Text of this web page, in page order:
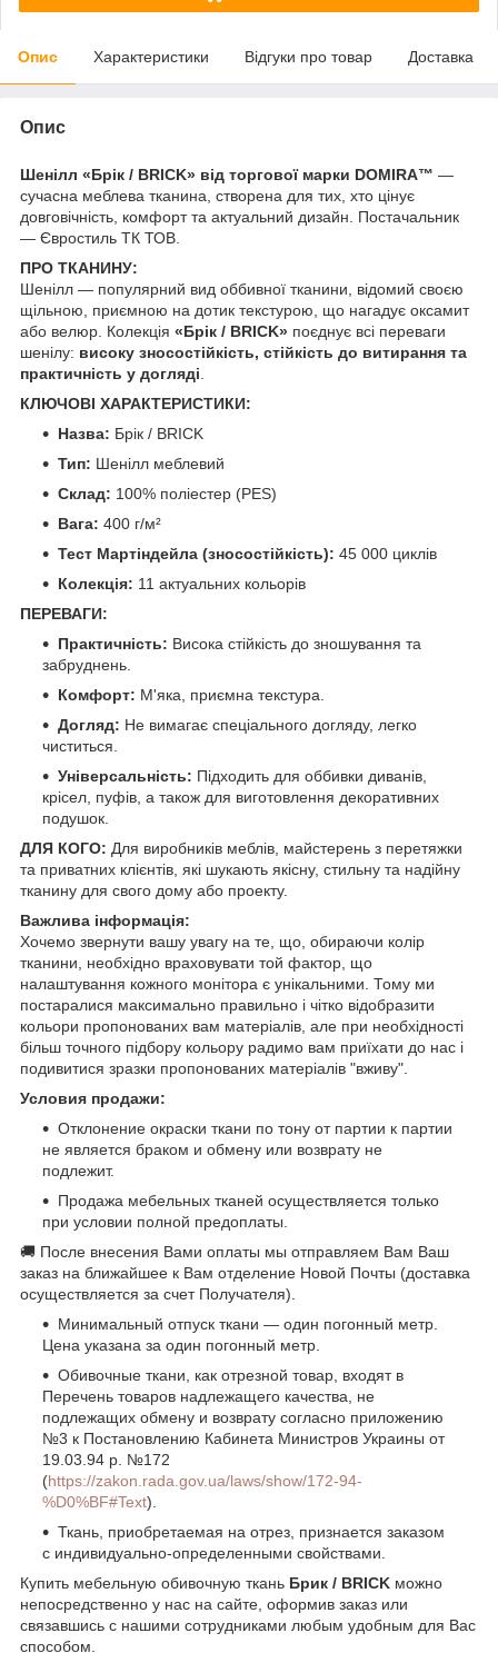
Опис Характеристики Відгуки про товар Доставка
Опис
Шенілл «Брік / BRICK» від торгової марки DOMIRA™ —
сучасна меблева тканина, створена для тих, хто цінує
довговічність, комфорт та актуальний дизайн. Постачальник
— Євростиль ТК ТОВ.
ПРО ТКАНИНУ:
Шенілл — популярний вид оббивної тканини, відомий своєю
щільною, приємною на дотик текстурою, що нагадує оксамит
або велюр. Колекція «Брік / BRICK» поєднує всі переваги
шенілу: високу зносостійкість, стійкість до витирання та
практичність у догляді
КЛЮЧОВІ ХАРАКТЕРИСТИКИ:
Назва: Брік / BRICK
Тип: Шенілл меблевий
Склад: 100% поліестер (PES)
Вага: 400 г/м²
Тест Мартіндейла (зносостійкість): 45 000 циклів
Колекція: 11 актуальних кольорів
ПЕРЕВАГИ:
Практичність: Висока стійкість до зношування та
забруднень.
Комфорт: М'яка, приємна текстура.
Догляд: Не вимагає спеціального догляду, легко
чиститься.
Універсальність: Підходить для оббивки диванів,
крісел, пуфів, а також для виготовлення декоративних
подушок.
ДЛЯ КОГО: Для виробників меблів, майстерень з перетяжки
та приватних клієнтів, які шукають якісну, стильну та надійну
тканину для свого дому або проекту.
Важлива інформація:
Хочемо звернути вашу увагу на те, що, обираючи колір
тканини, необхідно враховувати той фактор, що
налаштування кожного монітора є унікальними. Тому ми
постаралися максимально правильно і чітко відобразити
кольори пропонованих вам матеріалів, але при необхідності
більш точного підбору кольору радимо вам приїхати до нас і
подивитися зразки пропонованих матеріалів "вживу".
Условия продажи:
Отклонение окраски ткани по тону от партии к партии
не является браком и обмену или возврату не
подлежит.
Продажа мебельных тканей осуществляется только
при условии полной предоплаты.
🚚 После внесения Вами оплаты мы отправляем Вам Ваш
заказ на ближайшее к Вам отделение Новой Почты (доставка
осуществляется за счет Получателя).
Минимальный отпуск ткани — один погонный метр.
Цена указана за один погонный метр.
Обивочные ткани, как отрезной товар, входят в
Перечень товаров надлежащего качества, не
подлежащих обмену и возврату согласно приложению
№3 к Постановлению Кабинета Министров Украины от
19.03.94 р. №172
(https://zakon.rada.gov.ua/laws/show/172-94-
%D0%BF#Text).
Ткань, приобретаемая на отрез, признается заказом
с индивидуально-определенными свойствами.
Купить мебельную обивочную ткань Брик / BRICK можно
непосредственно у нас на сайте, оформив заказ или
связавшись с нашими сотрудниками любым удобным для Вас
способом.